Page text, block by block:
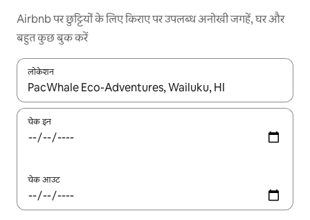
Airbnb पर छुट्टियों के लिए किराए पर उपलब्ध अनोखी जगहें, घर और
बहुत कुछ बुक करें
लोकेशन
नतीजों के उपलब्ध होने पर, अप और डाउन 'ऐरो की' का इस्तेमाल करके नेविगेट
चेक इन
चेक आउट